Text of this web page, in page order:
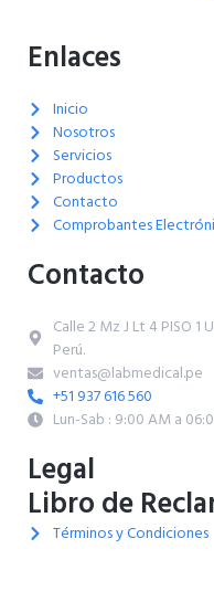
Enlaces
Inicio
Nosotros
Servicios
Productos
Contacto
Comprobantes
Contacto
Calle 2 Mz J Lt 4 PISO 1
Perú.
ventas@labmedical.pe
+51 937 616 560
Lun-Sab : 9:00 AM a
Legal
Libro de
Términos y Condiciones